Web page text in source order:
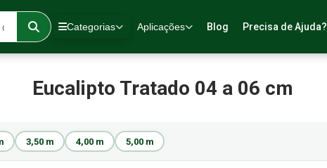
Categorias Aplicações Blog Precisa de Ajuda?
Eucalipto Tratado 04 a 06 cm
3,50 m 4,00 m 5,00 m